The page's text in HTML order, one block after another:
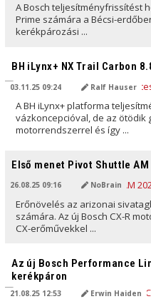
A Bosch teljesítményfrissítést
Prime számára a Bécsi-
kerékpározási ...
BH iLynx+ NX Trail Carbon
03.11.25 09:24 Ralf Hauser
A BH iLynx+ platforma
vázkoncepcióval, de az ötödik
motorrendszerrel és így ...
Első menet Pivot Shuttle AM
26.08.25 09:16 NoBrain
Erőnövelés az arizonai
számára. Az új Bosch CX-R
CX-erőművekkel ...
Az új Bosch Performance
kerékpáron
21.08.25 12:53 Erwin Haiden